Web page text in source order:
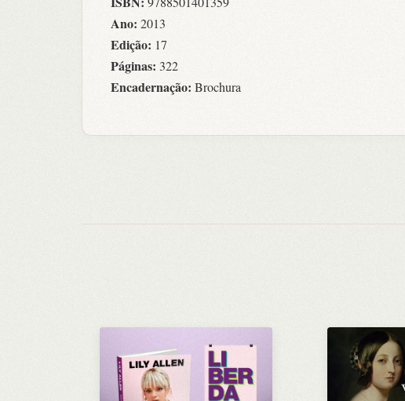
Ano: 2013
Edição: 17
Páginas: 322
Encadernação: Brochura